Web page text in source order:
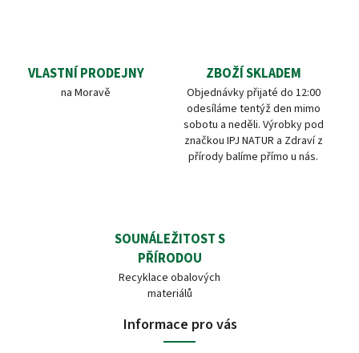
VLASTNÍ PRODEJNY
na Moravě
ZBOŽÍ SKLADEM
Objednávky přijaté do 12:00
odesíláme tentýž den mimo
sobotu a neděli. Výrobky pod
značkou IPJ NATUR a Zdraví z
přírody balíme přímo u nás.
SOUNÁLEŽITOST S
PŘÍRODOU
Recyklace obalových
materiálů
Informace pro vás